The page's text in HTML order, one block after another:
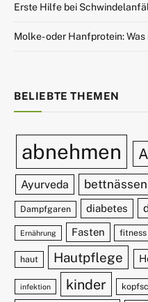
Erste Hilfe bei
Molke- oder Hanfprotein:
BELIEBTE THEMEN
abnehmen
Ayurveda bettnässen
Dampfgaren diabetes
Ernährung Fasten fitness
haut Hautpflege
infektion kinder